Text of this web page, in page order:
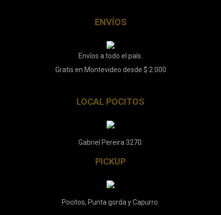
ENVÍOS
Envíos a todo el país.
Gratis en Montevideo desde $ 2.000
LOCAL POCITOS
Gabriel Pereira 3270.
PICKUP
Pocitos, Punta gorda y Capurro.